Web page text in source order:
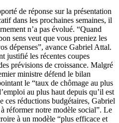
de réponse sur la présentation
dans les prochaines semaines, il
n’a pas évolué. “Quand
sens veut que vous preniez les
dépenses”, avance Gabriel Attal.
justifié les récentes coupes
prévisions de croissance. Malgré
ministre défend le bilan
le “taux de chômage au plus
au plus haut depuis qu’il est
ces réductions budgétaires, Gabriel
réformer notre modèle social”. Le
à un modèle “plus efficace et